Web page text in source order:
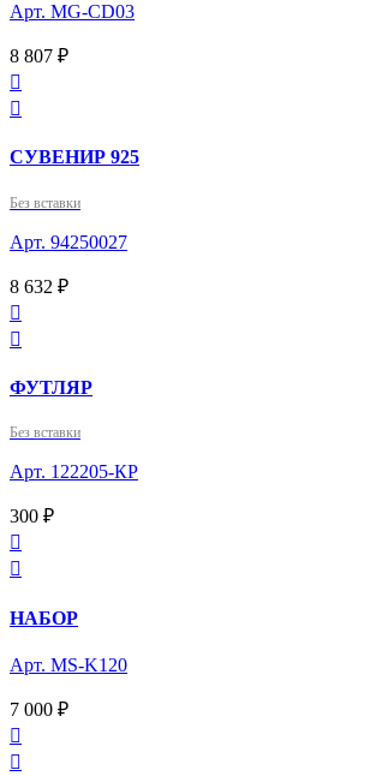
Арт. MG-CD03
8 807 ₽


СУВЕНИР 925
Без вставки
Арт. 94250027
8 632 ₽


ФУТЛЯР
Без вставки
Арт. 122205-КР
300 ₽


НАБОР
Арт. MS-K120
7 000 ₽

